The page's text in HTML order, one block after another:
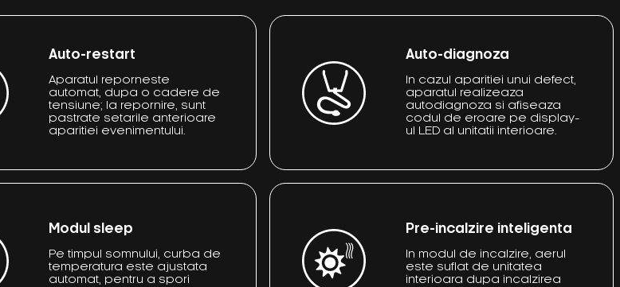
Auto-restart
Aparatul reporneste
automat, dupa o cadere de
tensiune; la repornire, sunt
pastrate setarile anterioare
aparitiei evenimentului.
Auto-diagnoza
In cazul aparitiei unui defect,
aparatul realizeaza
autodiagnoza si afiseaza
codul de eroare pe display-
ul LED al unitatii interioare.
Modul sleep
Pe timpul somnului, curba de
temperatura este ajustata
automat, pentru a spori
Pre-incalzire inteligenta
In modul de incalzire, aerul
este suflat de unitatea
interioara dupa incalzirea